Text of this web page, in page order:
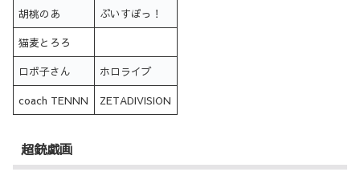
胡桃のあ ぶいすぽっ！
猫麦とろろ
ロボ子さん ホロライブ
coach TENNN ZETADIVISION
超銃戯画